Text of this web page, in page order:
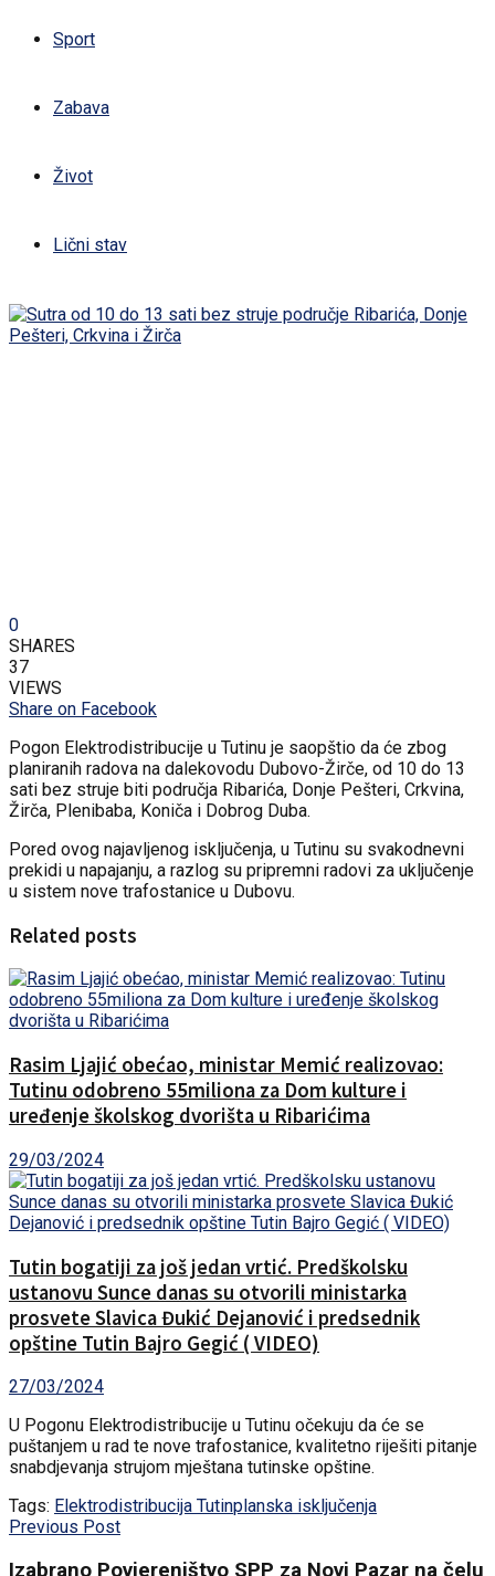
Sport
Zabava
Život
Lični stav
0
SHARES
37
VIEWS
Share on Facebook
Pogon Elektrodistribucije u Tutinu je saopštio da će zbog
planiranih radova na dalekovodu Dubovo-Žirče, od 10 do 13
sati bez struje biti područja Ribarića, Donje Pešteri, Crkvina,
Žirča, Plenibaba, Koniča i Dobrog Duba.
Pored ovog najavljenog isključenja, u Tutinu su svakodnevni
prekidi u napajanju, a razlog su pripremni radovi za uključenje
u sistem nove trafostanice u Dubovu.
Related posts
Rasim Ljajić obećao, ministar Memić realizovao:
Tutinu odobreno 55miliona za Dom kulture i
uređenje školskog dvorišta u Ribarićima
29/03/2024
Tutin bogatiji za još jedan vrtić. Predškolsku
ustanovu Sunce danas su otvorili ministarka
prosvete Slavica Đukić Dejanović i predsednik
opštine Tutin Bajro Gegić ( VIDEO)
27/03/2024
U Pogonu Elektrodistribucije u Tutinu očekuju da će se
puštanjem u rad te nove trafostanice, kvalitetno riješiti pitanje
snabdjevanja strujom mještana tutinske opštine.
Tags: Elektrodistribucija Tutinplanska isključenja
Previous Post
Izabrano Povjereništvo SPP za Novi Pazar na čelu